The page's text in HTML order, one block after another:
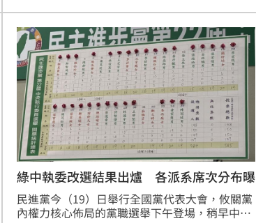
國內外市場，提升台南農產品附加價值。民進黨
台南市長參選人陳亭妃表示，未來將延續黃偉哲
市長的施政基礎，持續強化農業災損救助、優化
地方申請流程，並全力拓展農產外銷通路。
綠中執委改選結果出爐 各派系席次分布曝
民進黨今（19）日舉行全國黨代表大會，攸關黨
內權力核心佈局的黨職選舉下午登場，稍早中執